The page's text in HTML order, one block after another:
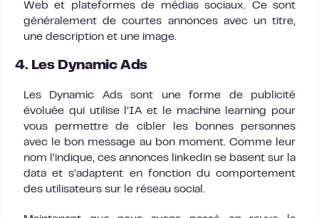
Web et plateformes de médias sociaux. Ce sont
généralement de courtes annonces avec un titre,
une description et une image.
4. Les Dynamic Ads
Les Dynamic Ads sont une forme de publicité
évoluée qui utilise l’IA et le machine learning pour
vous permettre de cibler les bonnes personnes
avec le bon message au bon moment. Comme leur
nom l’indique, ces annonces linkedin se basent sur la
data et s’adaptent en fonction du comportement
des utilisateurs sur le réseau social.